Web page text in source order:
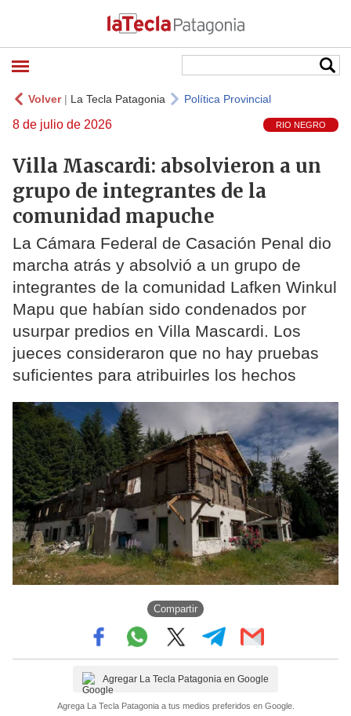
Volver| La Tecla Patagonia Política Provincial
8 de julio de 2026 RIO NEGRO
Villa Mascardi: absolvieron a un
grupo de integrantes de la
comunidad mapuche
La Cámara Federal de Casación Penal dio
marcha atrás y absolvió a un grupo de
integrantes de la comunidad Lafken Winkul
Mapu que habían sido condenados por
usurpar predios en Villa Mascardi. Los
jueces consideraron que no hay pruebas
suficientes para atribuirles los hechos
Compartir
Agregar La Tecla Patagonia en Google
Agrega La Tecla Patagonia a tus medios preferidos en Google.